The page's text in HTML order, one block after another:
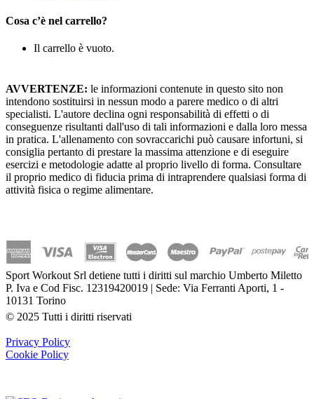
Cosa c’è nel carrello?
Il carrello è vuoto.
AVVERTENZE: le informazioni contenute in questo sito non
intendono sostituirsi in nessun modo a parere medico o di altri
specialisti. L'autore declina ogni responsabilità di effetti o di
conseguenze risultanti dall'uso di tali informazioni e dalla loro messa
in pratica. L'allenamento con sovraccarichi può causare infortuni, si
consiglia pertanto di prestare la massima attenzione e di eseguire
esercizi e metodologie adatte al proprio livello di forma. Consultare
il proprio medico di fiducia prima di intraprendere qualsiasi forma di
attività fisica o regime alimentare.
Sport Workout Srl detiene tutti i diritti sul marchio Umberto Miletto
P. Iva e Cod Fisc. 12319420019 | Sede: Via Ferranti Aporti, 1 -
10131 Torino
© 2025 Tutti i diritti riservati
Privacy Policy
Cookie Policy